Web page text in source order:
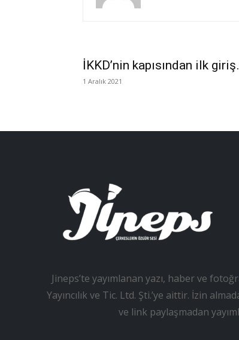
İKKD’nin kapısından ilk
1 Aralık 2021
Jineps’te yayımlanan yazı, haber ve
Yayıncılık ve Tic. Ltd. Şti.’ye aittir. İzin
ve link paylaşmadan